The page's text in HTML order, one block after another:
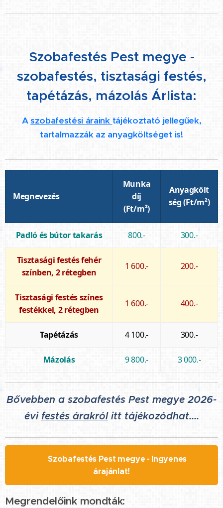
Szobafestés Pest megye -
szobafestés, tisztasági festés,
tapétázás, mázolás Árlista:
Aszobafestési áraink tájékoztató jellegűek,
tartalmazzák az anyagköltséget is!
Megnevezés
Munka
díj
(Ft/m²)
Anyagkölt
ség (Ft/m²)
Padló és bútor takarás 800.- 300.-
Tisztasági festés fehér
színben, 2 rétegben
1 600.- 200.-
Tisztasági festés színes
festékkel, 2 rétegben
1 600.- 400.-
Tapétázás 4 100.- 300.-
Mázolás 9 800.- 3 000.-
Bővebben a szobafestés Pest megye 2026-
évi festés árakrólitt tájékozódhat....
🖌️ Szobafestés Pest megye - Ingyenes
árajánlat!
Megrendelőink mondták: